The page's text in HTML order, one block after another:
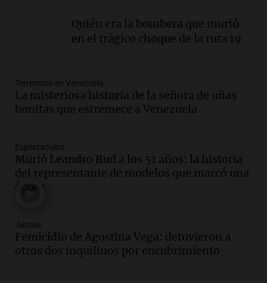
Promocionan cortes de cerdo
ante la caída de consumo de carne de
Episodios
Audio.Fieles movilizados por San
Episodios
Audio.Se registra inusual nevada en
Zapala, Neuquén, con más de mil
Episodios
Audio.Controversia en el peronismo
Quién era la bombera que murió
en el trágico choque de la ruta 19
Terremoto en Venezuela
La misteriosa historia de la señora de uñas
bonitas que estremece a Venezuela
Espectáculos
Murió Leandro Rud a los 51 años: la historia
del representante de modelos que marcó una
época
Juntos
Femicidio de Agostina Vega: detuvieron a
otros dos inquilinos por encubrimiento